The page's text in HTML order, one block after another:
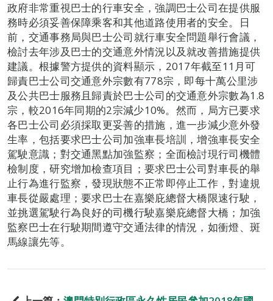
政府非常重視巴士的行車安全，強調巴士公司在提供服
務時必須妥善保障乘客和其他道路使用者的安全。日
前，交通事務局與巴士公司就行車安全問題舉行會議，
檢討去年涉及巴士的交通意外情況以及就改善措施提供
建議。根據警方提供的資料顯示，2017年截至11月可
歸責巴士公司交通意外宗數有778宗，即每十萬公里涉
及公共巴士服務且歸責於巴士公司的交通意外宗數為1.8
宗，較2016年同期的2宗減少10%。然而，局方已要求
各巴士公司必須採取更妥善的措施，進一步減少意外發
生率，包括要求巴士公司加強車長培訓，增強車長安全
駕駛意識；對交通黑點加強監察；全面檢討現行司機體
檢制度，研究增加檢查項目；要求巴士公司對車長的舉
止行為進行監察，發現狀態不正常即停止工作，對違規
車長從嚴處理；要求巴士在嘉樂庇總督大橋限速行駛，
並挑選駕駛行為良好的司機行駛嘉樂庇總督大橋；加強
監察巴士在行駛期間遵守交通法律的情況，如衝燈、斑
馬線讓先等。